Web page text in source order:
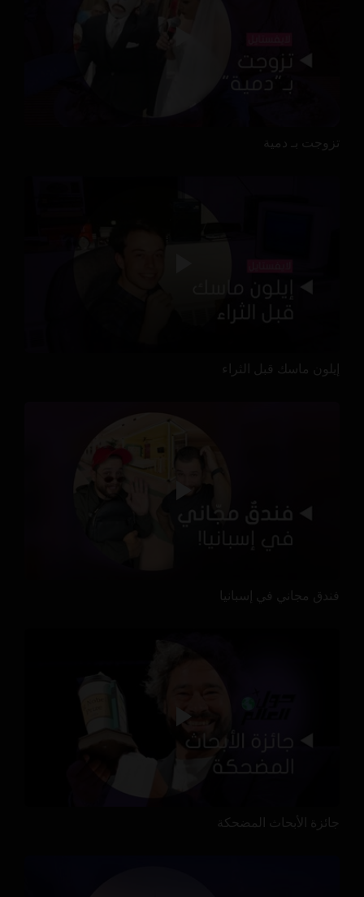
تزوجت بـ دمية
إيلون ماسك قبل الثراء
فندق مجاني في إسبانيا
جائزة الأبحاث المضحكة